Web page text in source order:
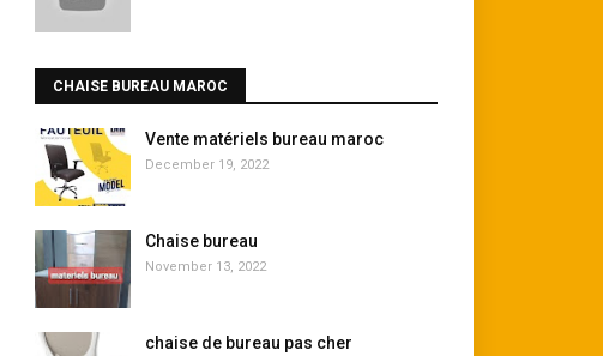
CHAISE BUREAU MAROC
Vente matériels bureau maroc
December 19, 2022
Chaise bureau
November 13, 2022
chaise de bureau pas cher